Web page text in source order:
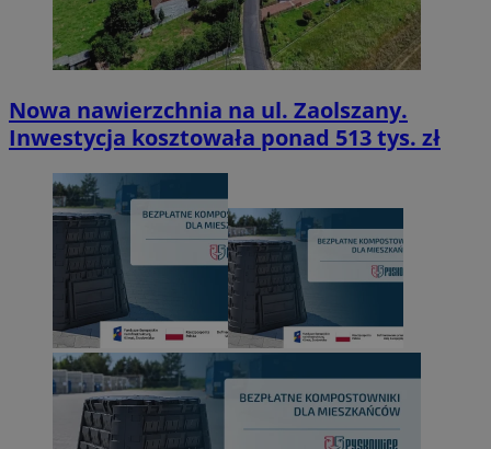
Nowa nawierzchnia na ul. Zaolszany.
Inwestycja kosztowała ponad 513 tys. zł